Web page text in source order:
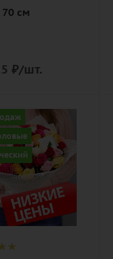
70 см
₽/шт.